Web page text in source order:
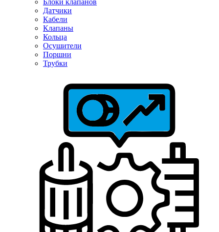
Датчики
Кабели
Клапаны
Кольца
Осушители
Поршни
Трубки